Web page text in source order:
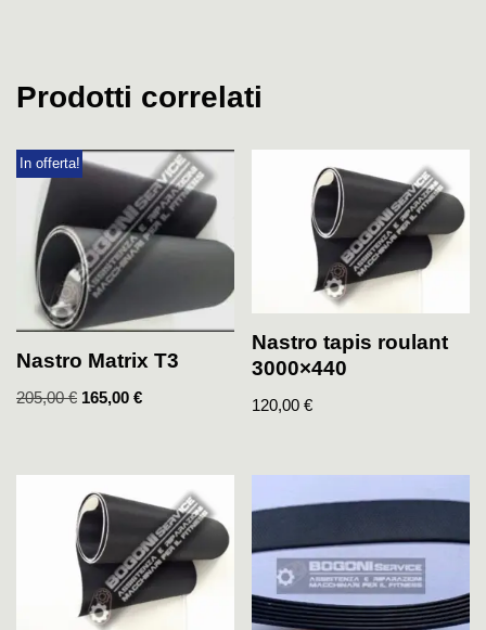
Prodotti correlati
In offerta!
Nastro Matrix T3
205,00€ 165,00 €
Nastro tapis roulant
3000×440
120,00€